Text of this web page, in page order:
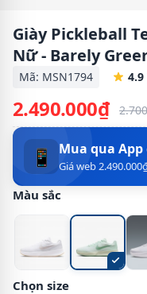
Giày Pickleball
Nữ - Barely
Mã: MSN1794 4.9
2.490.000₫
📱 Mua qua App
Giá web
Màu sắc
Chọn size